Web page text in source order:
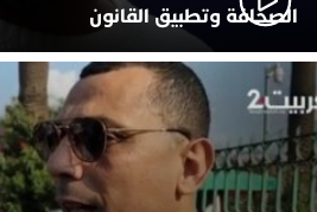
الصحافة وتطبيق القانون